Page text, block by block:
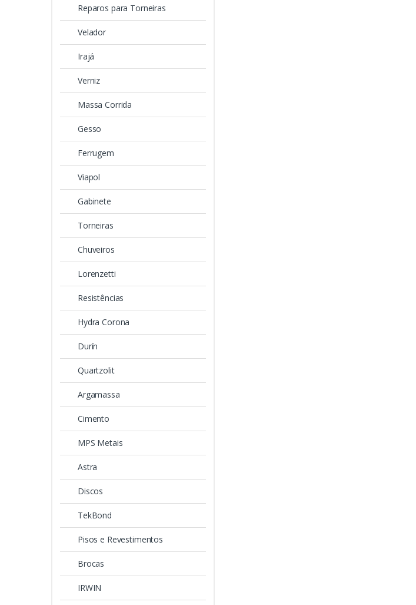
Reparos para Torneiras
Velador
Irajá
Verniz
Massa Corrida
Gesso
Ferrugem
Viapol
Gabinete
Torneiras
Chuveiros
Lorenzetti
Resistências
Hydra Corona
Durín
Quartzolit
Argamassa
Cimento
MPS Metais
Astra
Discos
TekBond
Pisos e Revestimentos
Brocas
IRWIN